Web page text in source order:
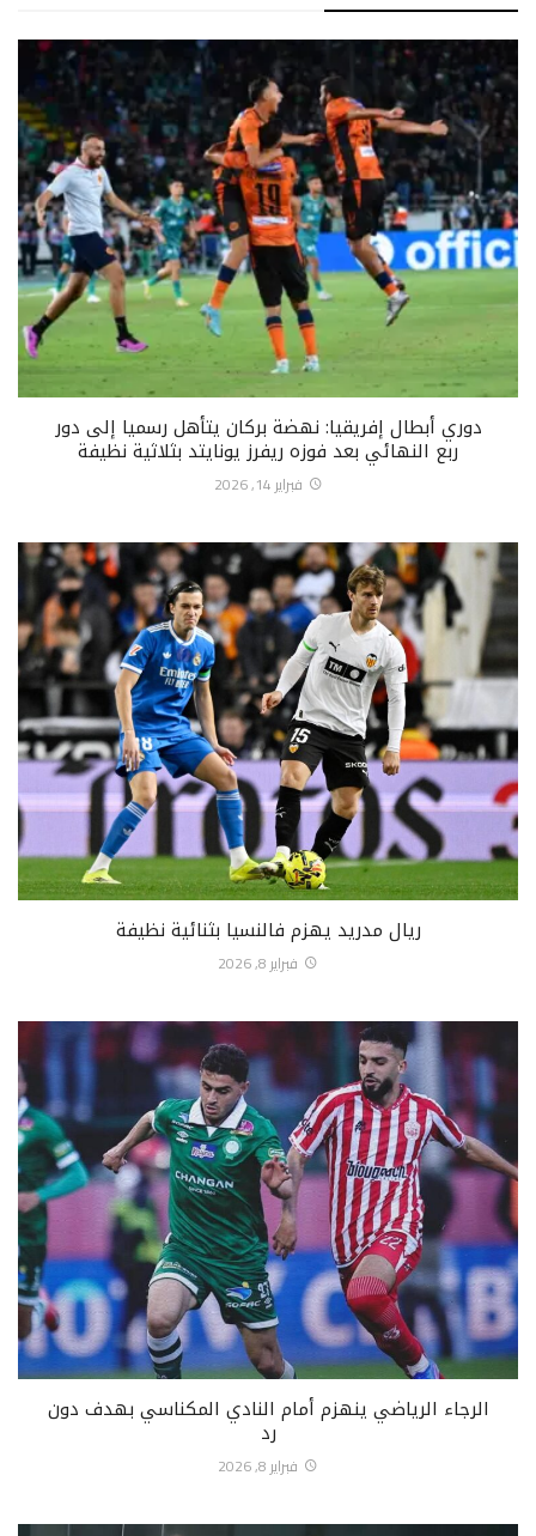
دوري أبطال إفريقيا: نهضة بركان يتأهل رسميا إلى دور
ربع النهائي بعد فوزه ريفرز يونايتد بثلاثية نظيفة
فبراير 14, 2026
ريال مدريد يهزم فالنسيا بثنائية نظيفة
فبراير 8, 2026
الرجاء الرياضي ينهزم أمام النادي المكناسي بهدف دون
رد
فبراير 8, 2026